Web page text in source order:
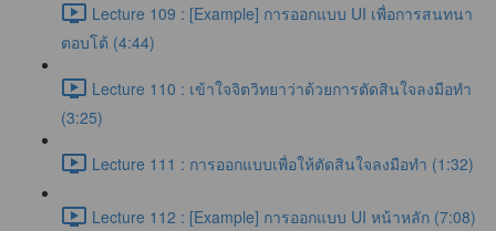
Lecture 109 : [Example] การออกแบบ UI เพื่อการสนทนา
ตอบโต้ (4:44)
Lecture 110 : เข้าใจจิตวิทยาว่าด้วยการตัดสินใจลงมือทำ
(3:25)
Lecture 111 : การออกแบบเพื่อให้ตัดสินใจลงมือทำ (1:32)
Lecture 112 : [Example] การออกแบบ UI หน้าหลัก (7:08)